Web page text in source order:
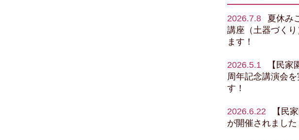
2026.7.8
夏休み
講座（土器づくり
ます！
2026.5.1
【民家
周年記念講演会を
す！
2026.6.22
【民
が開催されました